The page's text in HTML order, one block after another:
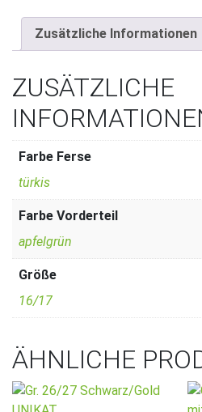
Zusätzliche Informationen
ZUSÄTZLICHE
Farbe Ferse
türkis
Farbe Vorderteil
apfelgrün
Größe
16/17
ÄHNLICHE